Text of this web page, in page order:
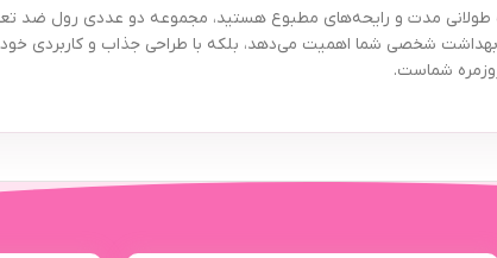
شخصی شما اهمیت می‌دهد، بلکه با طراحی جذاب و کاربردی خود،
شماست.